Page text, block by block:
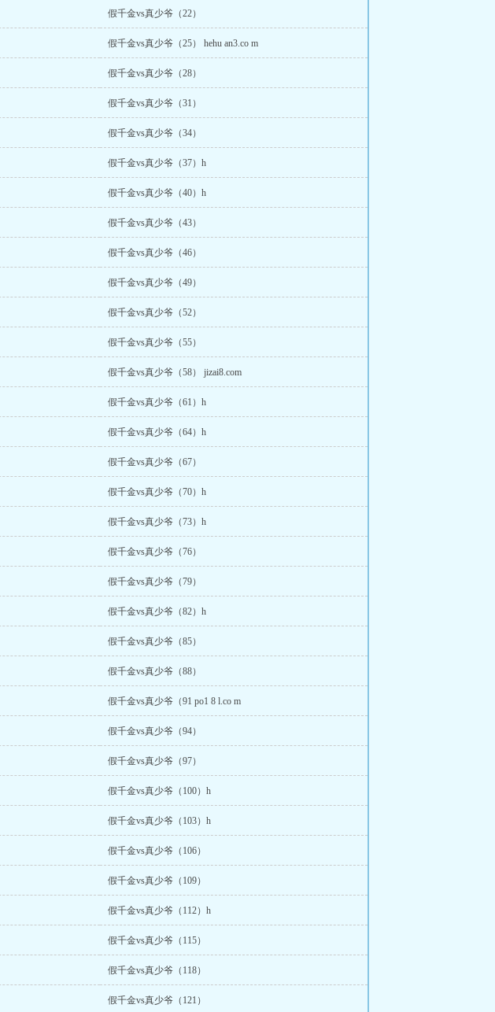
假千金vs真少爷（22）
假千金vs真少爷（25） hehu an3.co m
假千金vs真少爷（28）
假千金vs真少爷（31）
假千金vs真少爷（34）
假千金vs真少爷（37）h
假千金vs真少爷（40）h
假千金vs真少爷（43）
假千金vs真少爷（46）
假千金vs真少爷（49）
假千金vs真少爷（52）
假千金vs真少爷（55）
假千金vs真少爷（58） jizai8.com
假千金vs真少爷（61）h
假千金vs真少爷（64）h
假千金vs真少爷（67）
假千金vs真少爷（70）h
假千金vs真少爷（73）h
假千金vs真少爷（76）
假千金vs真少爷（79）
假千金vs真少爷（82）h
假千金vs真少爷（85）
假千金vs真少爷（88）
假千金vs真少爷（91 po1 8 l.co m
假千金vs真少爷（94）
假千金vs真少爷（97）
假千金vs真少爷（100）h
假千金vs真少爷（103）h
假千金vs真少爷（106）
假千金vs真少爷（109）
假千金vs真少爷（112）h
假千金vs真少爷（115）
假千金vs真少爷（118）
假千金vs真少爷（121）